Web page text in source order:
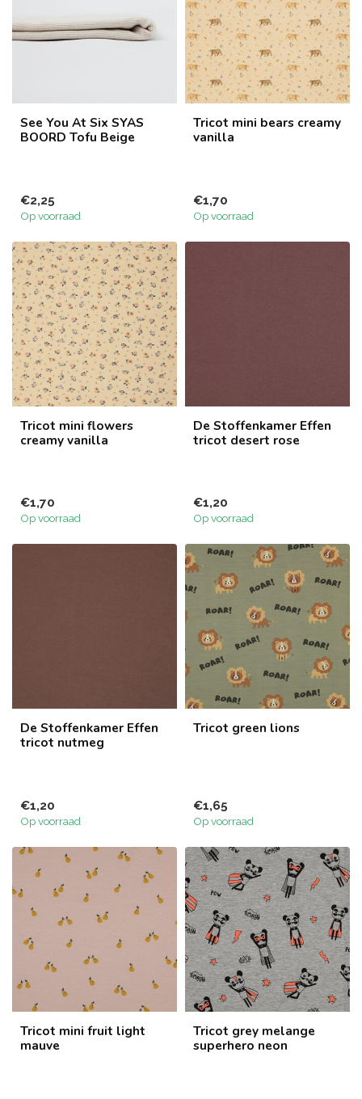
See You At Six SYAS
BOORD Tofu Beige
€2,25
Op voorraad
Tricot mini bears creamy
vanilla
€1,70
Op voorraad
Tricot mini flowers
creamy vanilla
€1,70
Op voorraad
De Stoffenkamer Effen
tricot desert rose
€1,20
Op voorraad
De Stoffenkamer Effen
tricot nutmeg
€1,20
Op voorraad
Tricot green lions
€1,65
Op voorraad
Tricot mini fruit light
mauve
Tricot grey melange
superhero neon